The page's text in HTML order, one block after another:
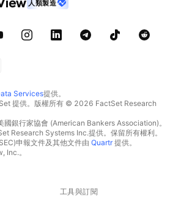
人類製造
Services提供。
提供。版權所有 © 2026 FactSet Research
銀行家協會 (American Bankers Association)。
Research Systems Inc.提供。保留所有權利。
申報文件及其他文件由 Quartr提供。
Inc.。
工具與訂閱